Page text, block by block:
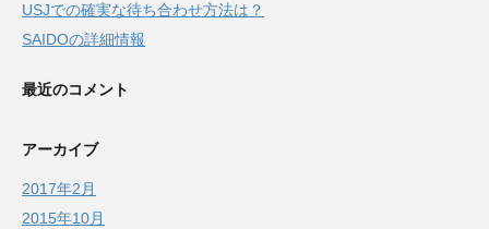
USJでの確実な待ち合わせ方法は？
SAIDOの詳細情報
最近のコメント
アーカイブ
2017年2月
2015年10月